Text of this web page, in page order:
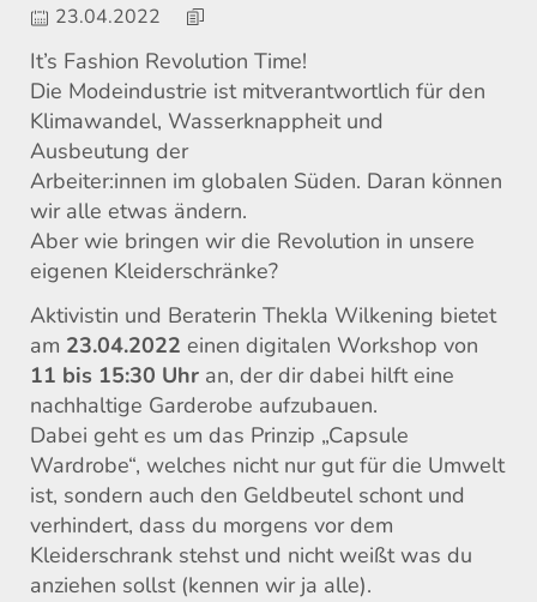
23.04.2022
It’s Fashion Revolution Time!
Die Modeindustrie ist mitverantwortlich für den
Klimawandel, Wasserknappheit und
Ausbeutung der
Arbeiter:innen im globalen Süden. Daran können
wir alle etwas ändern.
Aber wie bringen wir die Revolution in unsere
eigenen Kleiderschränke?
Aktivistin und Beraterin Thekla Wilkening bietet
am 23.04.2022 einen digitalen Workshop von
11 bis 15:30 Uhr an, der dir dabei hilft eine
nachhaltige Garderobe aufzubauen.
Dabei geht es um das Prinzip „Capsule
Wardrobe“, welches nicht nur gut für die Umwelt
ist, sondern auch den Geldbeutel schont und
verhindert, dass du morgens vor dem
Kleiderschrank stehst und nicht weißt was du
anziehen sollst (kennen wir ja alle).